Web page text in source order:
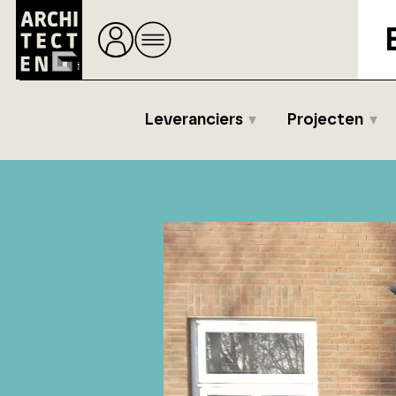
Leveranciers Projecten